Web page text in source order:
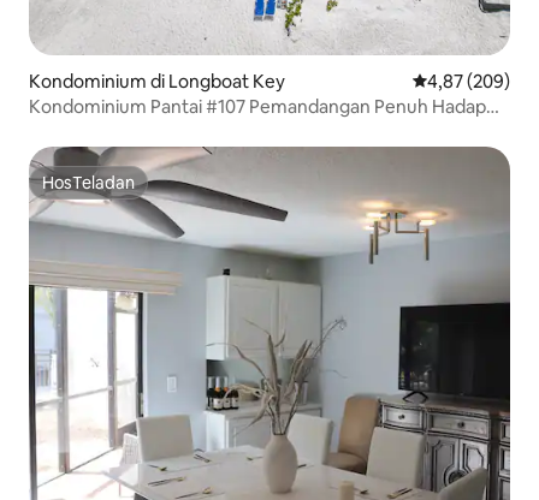
Kondominium di Longboat Key Nilai rata-rata
4,87 (209)
Kondominium Pantai #107 Pemandangan Penuh Hadap
HosTeladan
HosTeladan